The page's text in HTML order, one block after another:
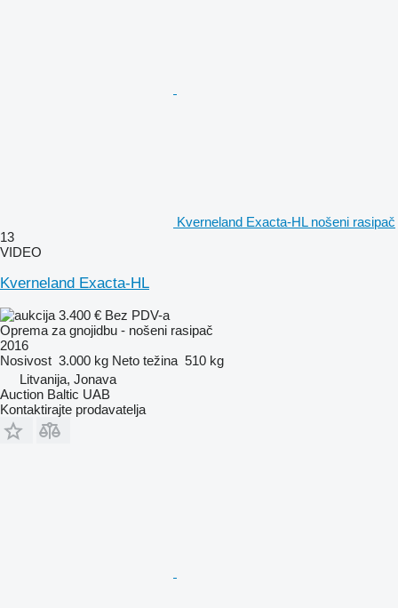
Kverneland Exacta-HL nošeni rasipač
13
VIDEO
Kverneland Exacta-HL
3.400 € Bez PDV-a
Oprema za gnojidbu - nošeni rasipač
2016
Nosivost 3.000 kg Neto težina 510 kg
Litvanija, Jonava
Auction Baltic UAB
Kontaktirajte prodavatelja